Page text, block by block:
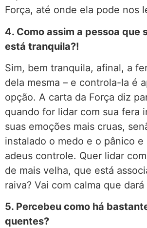
Força, até onde ela pode nos
4. Como assim a pessoa que
está tranquila?!
Sim, bem tranquila, afinal, a
dela mesma – e controla-la é
opção. A carta da Força diz
quando for lidar com sua fera
suas emoções mais cruas,
instalado o medo e o pânico e
adeus controle. Quer lidar
de mais velha, que está
raiva? Vai com calma que
5. Percebeu como há
quentes?